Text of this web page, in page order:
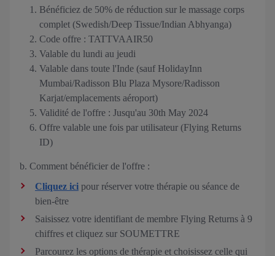
Bénéficiez de 50% de réduction sur le massage corps
complet (Swedish/Deep Tissue/Indian Abhyanga)
Code offre : TATTVAAIR50
Valable du lundi au jeudi
Valable dans toute l'Inde (sauf HolidayInn
Mumbai/Radisson Blu Plaza Mysore/Radisson
Karjat/emplacements aéroport)
Validité de l'offre : Jusqu'au 30th May 2024
Offre valable une fois par utilisateur (Flying Returns
ID)
b. Comment bénéficier de l'offre :
Cliquez ici pour réserver votre thérapie ou séance de
bien-être
Saisissez votre identifiant de membre Flying Returns à 9
chiffres et cliquez sur SOUMETTRE
Parcourez les options de thérapie et choisissez celle qui